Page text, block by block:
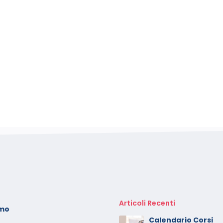
Articoli Recenti
Calendario Corsi